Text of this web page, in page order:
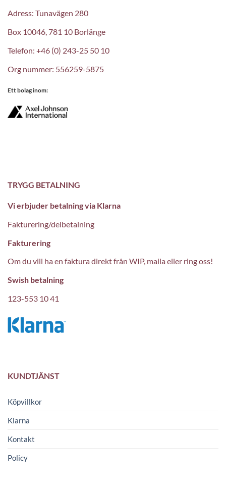
Adress: Tunavägen 280
Box 10046, 781 10 Borlänge
Telefon: +46 (0) 243-25 50 10
Org nummer: 556259-5875
Ett bolag inom:
TRYGG BETALNING
Vi erbjuder betalning via Klarna
Fakturering/delbetalning
Fakturering
Om du vill ha en faktura direkt från WIP, maila eller ring oss!
Swish betalning
123-553 10 41
KUNDTJÄNST
Köpvillkor
Klarna
Kontakt
Policy